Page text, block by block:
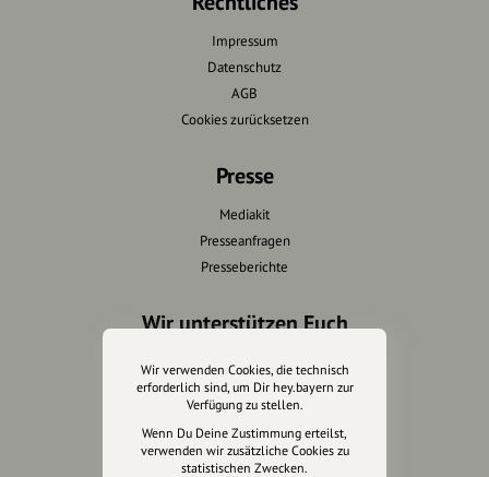
Impressum
Datenschutz
AGB
Cookies zurücksetzen
Presse
Mediakit
Presseanfragen
Presseberichte
Wir unterstützen Euch
Fotografie & mehr
Marketing
Design & Branding
Anakin Design
Wir verwenden Cookies, die technisch
erforderlich sind, um Dir hey.bayern zur
Verfügung zu stellen.
Wenn Du Deine Zustimmung erteilst,
verwenden wir zusätzliche Cookies zu
statistischen Zwecken.